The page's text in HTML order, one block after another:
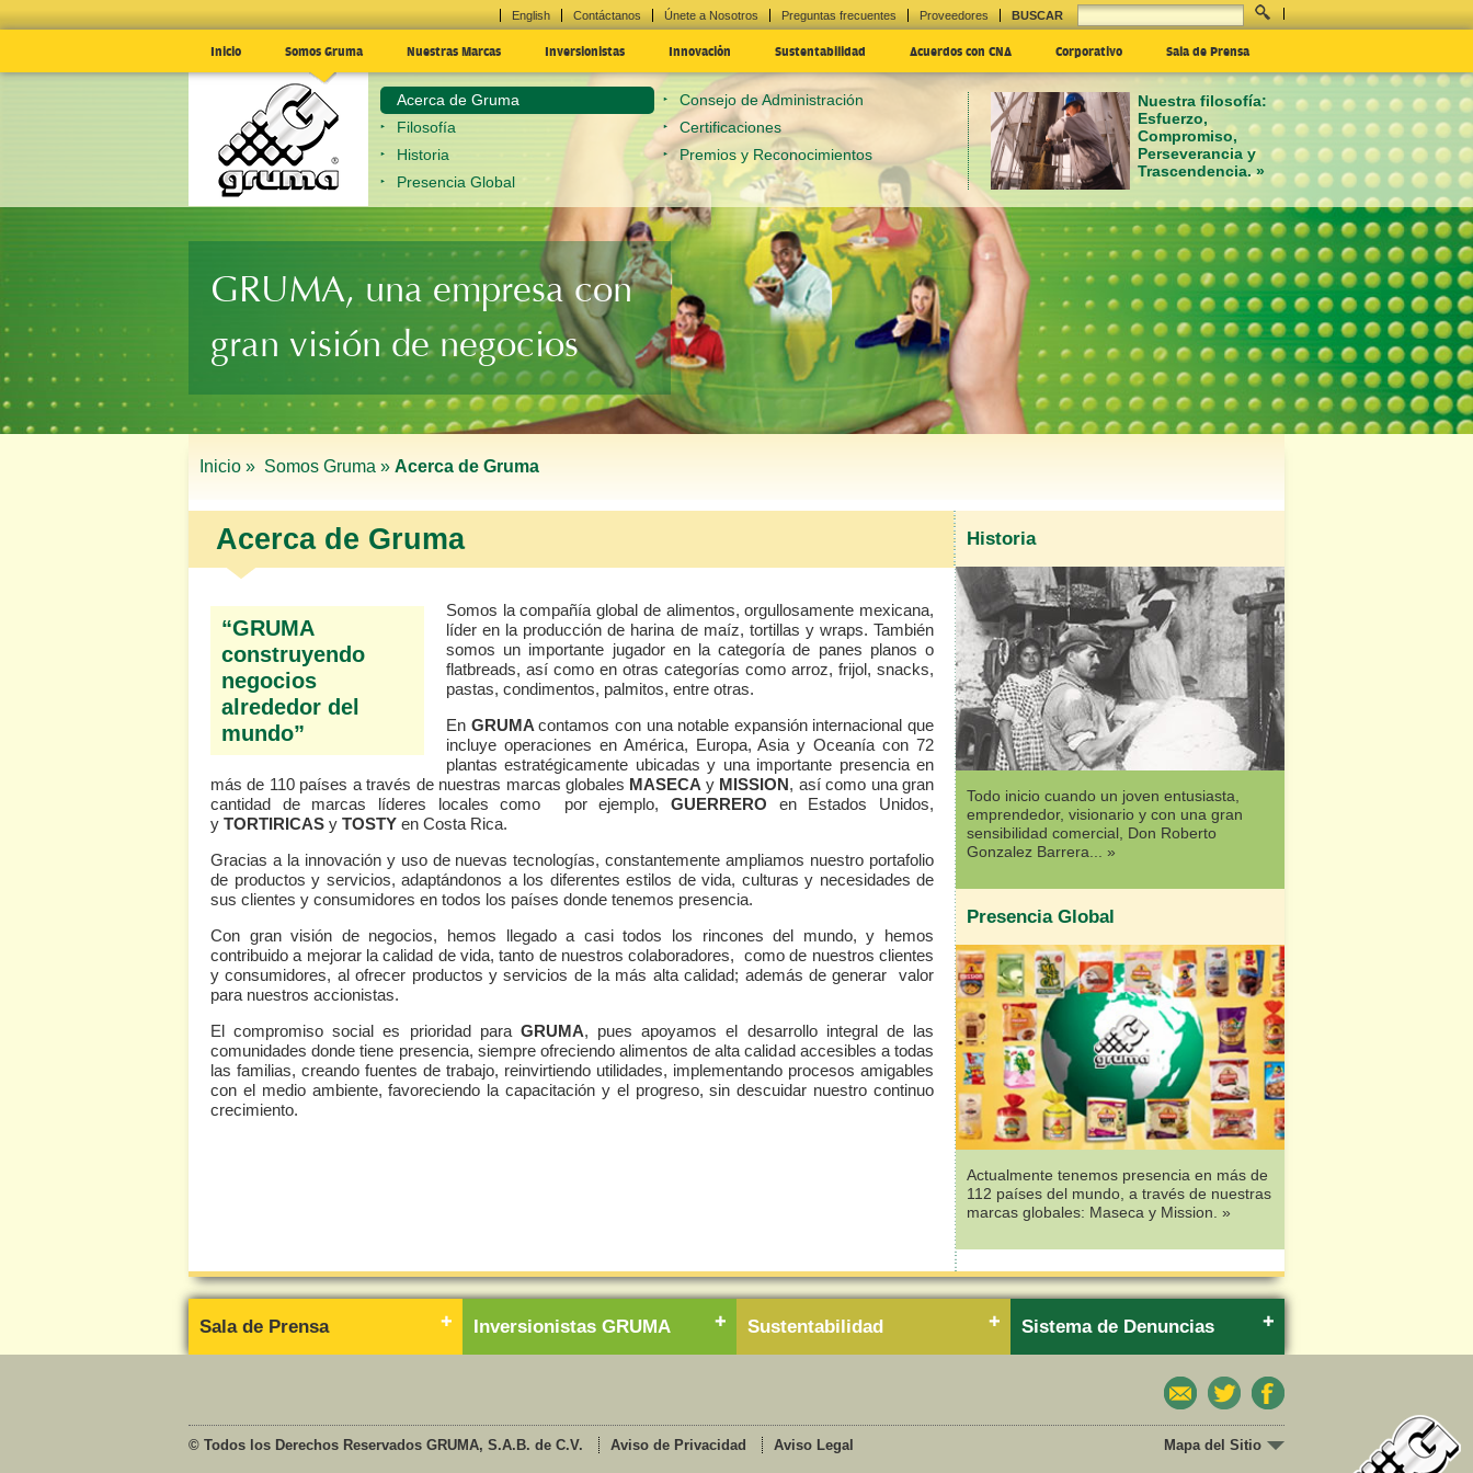
English Contáctanos Únete a Nosotros Preguntas frecuentes Proveedores BUSCAR
Inicio Somos Gruma Nuestras Marcas Inversionistas Innovación Sustentabilidad Acuerdos con CNA Corporativo Sala de Prensa
Acerca de Gruma
Filosofía
Historia
Presencia Global
Consejo de Administración
Certificaciones
Premios y Reconocimientos
Nuestra filosofía:
Esfuerzo,
Compromiso,
Perseverancia y
Trascendencia. »
GRUMA, una empresa con
gran visión de negocios
Inicio » Somos Gruma » Acerca de Gruma
Acerca de Gruma
“GRUMA
construyendo
negocios
alrededor del
mundo”
Somos la compañía global de alimentos, orgullosamente mexicana,
líder en la producción de harina de maíz, tortillas y wraps. También
somos un importante jugador en la categoría de panes planos o
flatbreads, así como en otras categorías como arroz, frijol, snacks,
pastas, condimentos, palmitos, entre otras.
En GRUMAcontamos con una notable expansión internacional que
incluye operaciones en América, Europa, Asia y Oceanía con 72
plantas estratégicamente ubicadas y una importante presencia en
más de 110 países a través de nuestras marcas globales MASECA y MISSION, así como una gran
cantidad de marcas líderes locales como por ejemplo, GUERRERO en Estados Unidos,
y TORTIRICAS y TOSTY en Costa Rica.
Gracias a la innovación y uso de nuevas tecnologías, constantementeampliamos nuestro portafolio
de productos y servicios, adaptándonos a los diferentes estilos de vida, culturas y necesidades de
sus clientes y consumidores en todos los países donde tenemos presencia.
Con gran visión de negocios, hemos llegado a casi todos los rincones del mundo, y hemos
contribuido a mejorar la calidad de vida, tanto de nuestros colaboradores, como de nuestros clientes
y consumidores, al ofrecer productos y servicios de la más alta calidad; además de generar valor
para nuestros accionistas.
El compromiso social es prioridad para GRUMA, pues apoyamos el desarrollo integral de las
comunidades donde tiene presencia, siempre ofreciendo alimentos de alta calidad accesibles a todas
las familias, creando fuentes de trabajo, reinvirtiendo utilidades, implementando procesos amigables
con el medio ambiente, favoreciendo la capacitación y el progreso, sin descuidar nuestro continuo
crecimiento.
Historia
Todo inicio cuando un joven entusiasta,
emprendedor, visionario y con una gran
sensibilidad comercial, Don Roberto
Gonzalez Barrera... »
Presencia Global
Actualmente tenemos presencia en más de
112 países del mundo, a través de nuestras
marcas globales: Maseca y Mission. »
Sala de Prensa Inversionistas GRUMA Sustentabilidad Sistema de Denuncias
© Todos los Derechos Reservados GRUMA, S.A.B. de C.V. Aviso de Privacidad Aviso Legal Mapa del Sitio